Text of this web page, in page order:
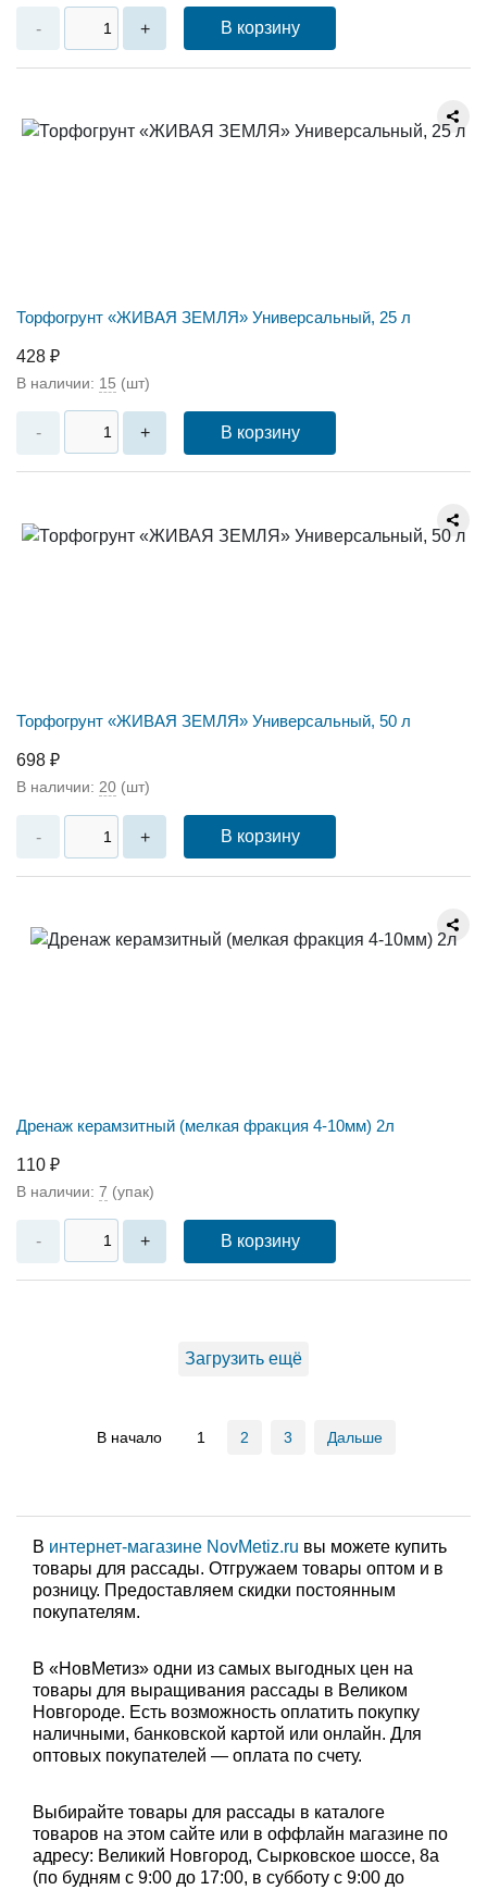
- + В корзину
Торфогрунт «ЖИВАЯ ЗЕМЛЯ» Универсальный, 25 л
428 ₽
В наличии: 15 (шт)
- + В корзину
Торфогрунт «ЖИВАЯ ЗЕМЛЯ» Универсальный, 50 л
698 ₽
В наличии: 20 (шт)
- + В корзину
Дренаж керамзитный (мелкая фракция 4-10мм) 2л
110 ₽
В наличии: 7 (упак)
- + В корзину
Загрузить ещё
В начало 1 2 3 Дальше
В интернет-магазине NovMetiz.ru вы можете купить
товары для рассады. Отгружаем товары оптом и в
розницу. Предоставляем скидки постоянным
покупателям.
В «НовМетиз» одни из самых выгодных цен на
товары для выращивания рассады в Великом
Новгороде. Есть возможность оплатить покупку
наличными, банковской картой или онлайн. Для
оптовых покупателей — оплата по счету.
Выбирайте товары для рассады в каталоге
товаров на этом сайте или в оффлайн магазине по
адресу: Великий Новгород, Сырковское шоссе, 8а
(по будням с 9:00 до 17:00, в субботу с 9:00 до